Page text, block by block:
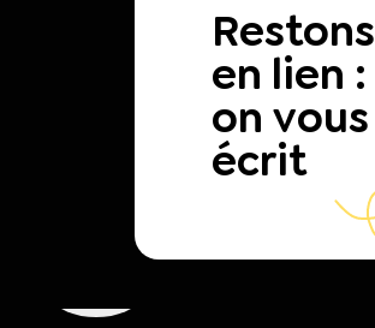
Restons
en lien :
on vous
écrit